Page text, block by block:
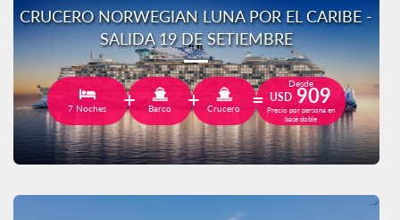
CRUCERO NORWEGIAN LUNA POR EL CARIBE -
SALIDA 19 DE SETIEMBRE
7 Noches Barco Crucero
Desde
USD 909
Precio por persona en
base doble